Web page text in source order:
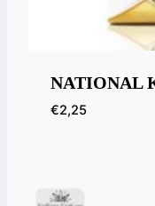
NATIONAL
€2,25